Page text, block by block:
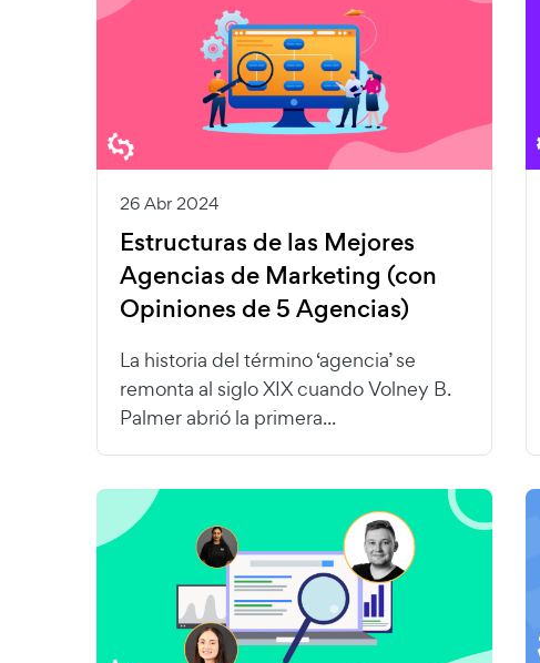
26 Abr 2024
Estructuras de las Mejores
Agencias de Marketing (con
Opiniones de 5 Agencias)
La historia del término ‘agencia’ se
remonta al siglo XIX cuando Volney B.
Palmer abrió la primera...